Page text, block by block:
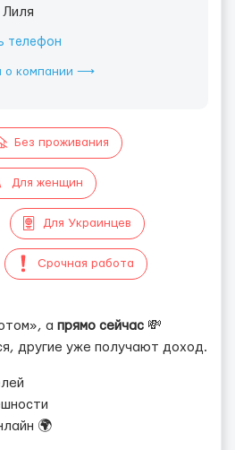
Лиля
телефон
о компании ⟶
Без проживания
Для женщин
Для Украинцев
Срочная работа
а прямо сейчас 💸
другие уже получают доход.
🌍